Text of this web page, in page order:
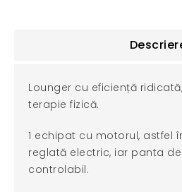
Lounger cu eficiență
terapie fizică.
1 echipat cu motorul, astfel
reglată electric, iar panta
controlabil.